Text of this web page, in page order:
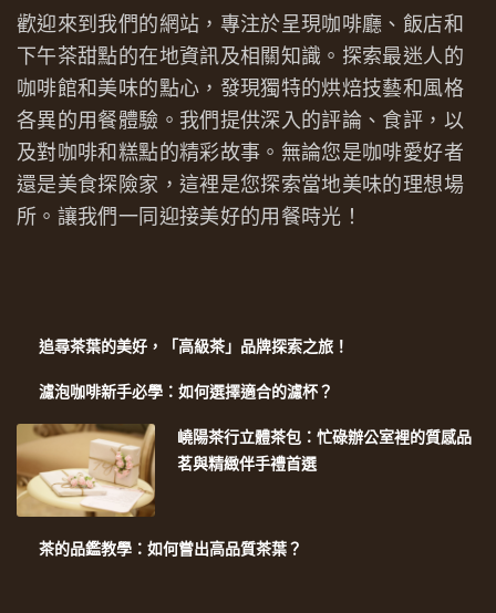
歡迎來到我們的網站，專注於呈現咖啡廳、飯店和
下午茶甜點的在地資訊及相關知識。探索最迷人的
咖啡館和美味的點心，發現獨特的烘焙技藝和風格
各異的用餐體驗。我們提供深入的評論、食評，以
及對咖啡和糕點的精彩故事。無論您是咖啡愛好者
還是美食探險家，這裡是您探索當地美味的理想場
所。讓我們一同迎接美好的用餐時光！
追尋茶葉的美好，「高級茶」品牌探索之旅！
濾泡咖啡新手必學：如何選擇適合的濾杯？
嶢陽茶行立體茶包：忙碌辦公室裡的質感品
茗與精緻伴手禮首選
茶的品鑑教學：如何嘗出高品質茶葉？